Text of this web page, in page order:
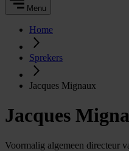
Menu
Home
Sprekers
Jacques Mignaux
Jacques
Voormalig algemeen directeur